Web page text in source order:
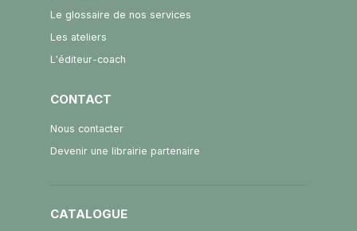
Le glossaire de nos services
Les ateliers
L'éditeur-coach
CONTACT
Nous contacter
Devenir une librairie partenaire
CATALOGUE